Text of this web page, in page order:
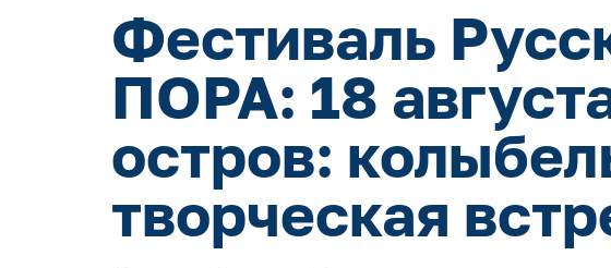
Фестиваль
ПОРА: 18
остров:
творческая